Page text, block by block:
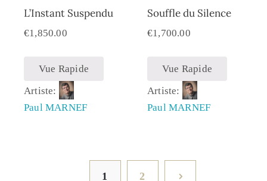
L’Instant Suspendu
€1,850.00
Vue Rapide
Artiste:
Paul MARNEF
Souffle du Silence
€1,700.00
Vue Rapide
Artiste:
Paul MARNEF
1 2